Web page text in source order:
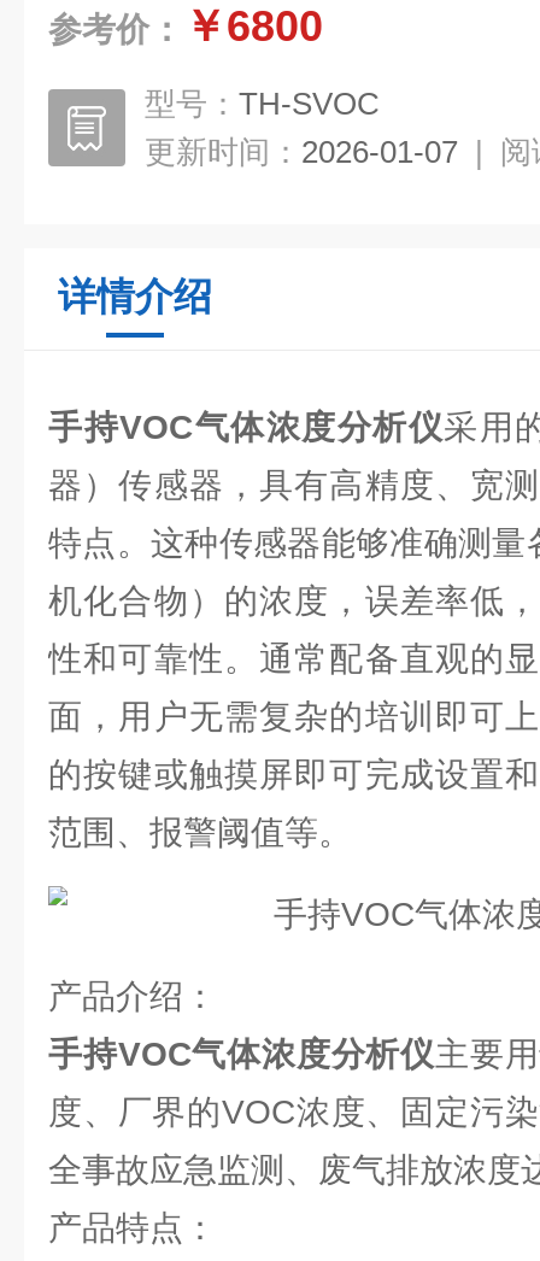
参考价： ￥6800
型号： TH-SVOC
更新时间： 2026-01-07 | 阅
详情介绍
手持VOC气体浓度分析仪采用
器）传感器，具有高精度、宽
特点。这种传感器能够准确测
机化合物）的浓度，误差率低
性和可靠性。通常配备直观的
面，用户无需复杂的培训即可
的按键或触摸屏即可完成设置
范围、报警阈值等。
产品介绍：
手持VOC气体浓度分析仪主要
度、厂界的VOC浓度、固定污
全事故应急监测、废气排放浓度
产品特点：